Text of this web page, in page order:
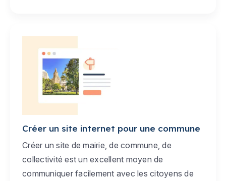
Créer un site internet pour une commune
Créer un site de mairie, de commune, de
collectivité est un excellent moyen de
communiquer facilement avec les citoyens de